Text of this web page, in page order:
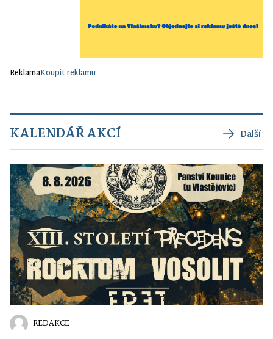
ReklamaKoupit reklamu
KALENDÁŘ AKCÍ Další
REDAKCE